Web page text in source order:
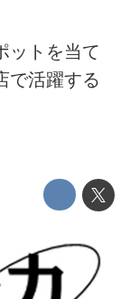
ットを当て
で活躍する